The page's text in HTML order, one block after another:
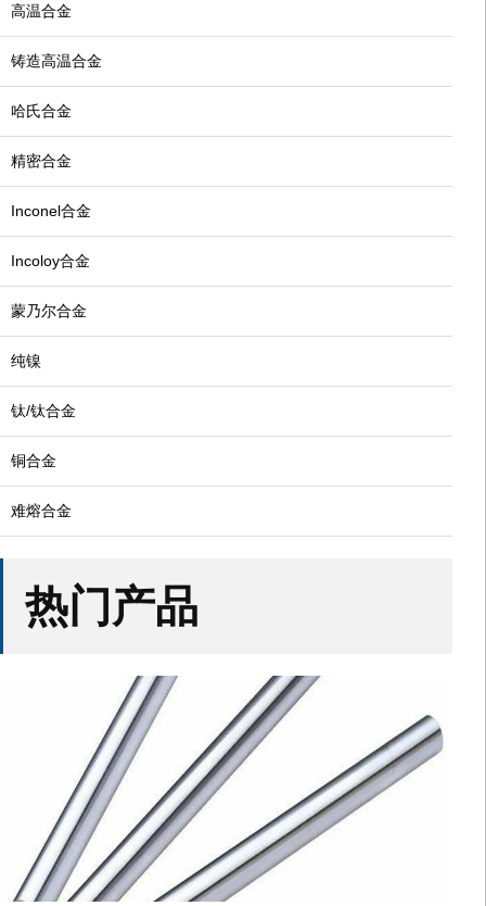
高温合金
铸造高温合金
哈氏合金
精密合金
Inconel合金
Incoloy合金
蒙乃尔合金
纯镍
钛/钛合金
铜合金
难熔合金
热门产品